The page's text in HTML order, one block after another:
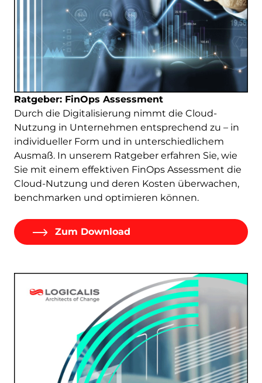
Ratgeber: FinOps Assessment
Durch die Digitalisierung nimmt die Cloud-
Nutzung in Unternehmen entsprechend zu – in
individueller Form und in unterschiedlichem
Ausmaß. In unserem Ratgeber erfahren Sie, wie
Sie mit einem effektiven FinOps Assessment die
Cloud-Nutzung und deren Kosten überwachen,
benchmarken und optimieren können.
Zum Download